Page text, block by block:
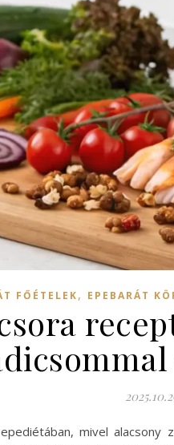
FŐÉTELEK, EPEBARÁT
mivel